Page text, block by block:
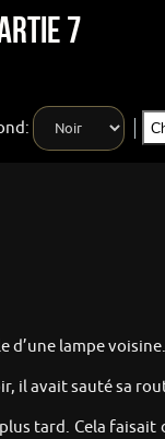
7
d’une lampe voisine.
il avait sauté sa
tard. Cela faisait